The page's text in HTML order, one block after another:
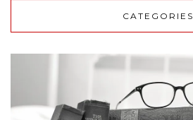
CATEGORIES